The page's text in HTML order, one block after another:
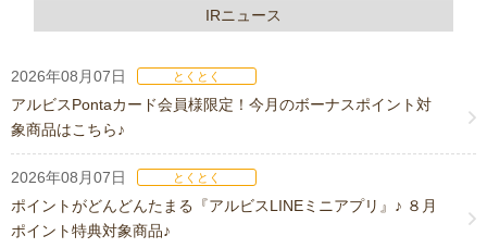
IRニュース
2026年08月07日 とくとく
アルビスPontaカード会員様限定！今月のボーナスポイント対
象商品はこちら♪
2026年08月07日 とくとく
ポイントがどんどんたまる『アルビスLINEミニアプリ』♪ ８月
ポイント特典対象商品♪